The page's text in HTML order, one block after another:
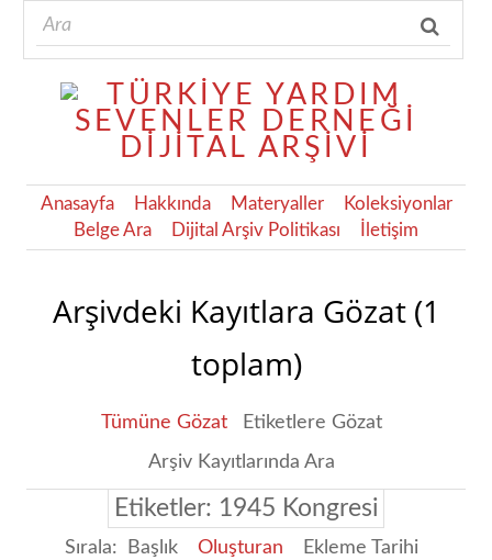
Anasayfa Hakkında Materyaller
Koleksiyonlar
Belge Ara
Dijital Arşiv Politikası İletişim
Arşivdeki Kayıtlara Gözat (1
toplam)
Tümüne Gözat
Etiketlere Gözat
Arşiv Kayıtlarında Ara
Etiketler: 1945 Kongresi
Sırala: Başlık Oluşturan Ekleme Tarihi